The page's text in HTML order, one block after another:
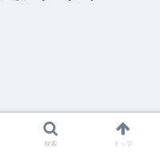
検索 トップ